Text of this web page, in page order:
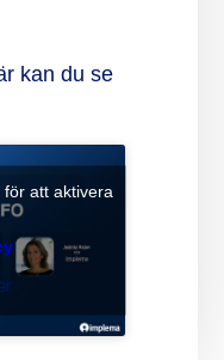
kan du se
för att aktivera